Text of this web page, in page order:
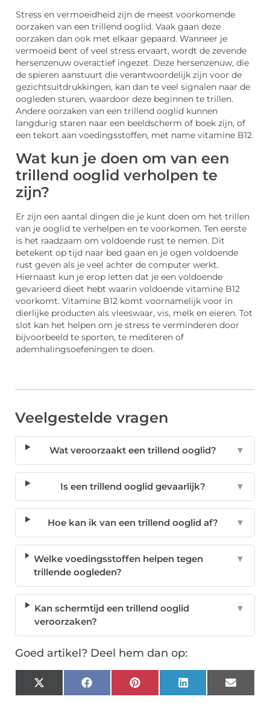
Stress en vermoeidheid zijn de meest voorkomende
oorzaken van een trillend ooglid. Vaak gaan deze
oorzaken dan ook met elkaar gepaard. Wanneer je
vermoeid bent of veel stress ervaart, wordt de zevende
hersenzenuw overactief ingezet. Deze hersenzenuw, die
de spieren aanstuurt die verantwoordelijk zijn voor de
gezichtsuitdrukkingen, kan dan te veel signalen naar de
oogleden sturen, waardoor deze beginnen te trillen.
Andere oorzaken van een trillend ooglid kunnen
langdurig staren naar een beeldscherm of boek zijn, of
een tekort aan voedingsstoffen, met name vitamine B12.
Wat kun je doen om van een
trillend ooglid verholpen te
zijn?
Er zijn een aantal dingen die je kunt doen om het trillen
van je ooglid te verhelpen en te voorkomen. Ten eerste
is het raadzaam om voldoende rust te nemen. Dit
betekent op tijd naar bed gaan en je ogen voldoende
rust geven als je veel achter de computer werkt.
Hiernaast kun je erop letten dat je een voldoende
gevarieerd dieet hebt waarin voldoende vitamine B12
voorkomt. Vitamine B12 komt voornamelijk voor in
dierlijke producten als vleeswaar, vis, melk en eieren. Tot
slot kan het helpen om je stress te verminderen door
bijvoorbeeld te sporten, te mediteren of
ademhalingsoefeningen te doen.
Veelgestelde vragen
Wat veroorzaakt een trillend ooglid? ▼
Is een trillend ooglid gevaarlijk? ▼
Hoe kan ik van een trillend ooglid af? ▼
Welke voedingsstoffen helpen tegen
trillende oogleden?
▼
Kan schermtijd een trillend ooglid
veroorzaken?
▼
Goed artikel? Deel hem dan op:
X
(Twitter)
FacebookPinterest LinkedIn Email